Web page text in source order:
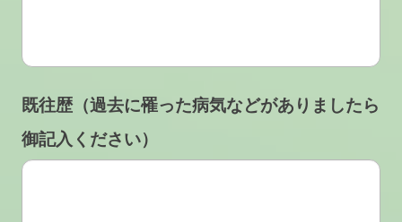
既往歴（過去に罹った病気などがありましたら
御記入ください）